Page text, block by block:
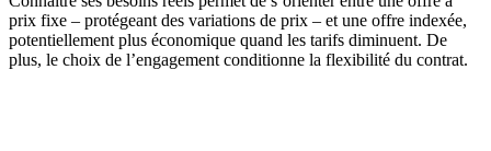
prix fixe – protégeant des variations de prix – et une offre indexée,
potentiellement plus économique quand les tarifs diminuent. De
plus, le choix de l’engagement conditionne la flexibilité du contrat.